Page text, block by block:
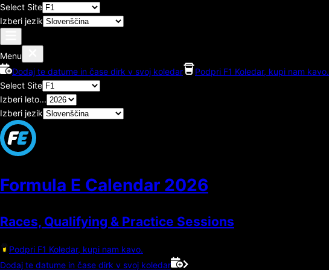
Select Site
Izberi jezik
Menu
Dodaj te datume in čase dirk v svoj koledar
Podpri F1 Koledar, kupi nam kavo.
Select Site
Izberi leto...
Izberi jezik
Formula E Calendar 2026
Races, Qualifying & Practice Sessions
Podpri F1 Koledar, kupi nam kavo.
Dodaj te datume in čase dirk v svoj koledar